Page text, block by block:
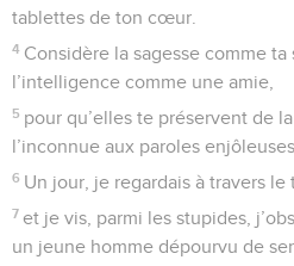
tablettes de ton cœur.
4 Considère la sagesse comme
l’intelligence comme une amie,
5 pour qu’elles te préservent de
l’inconnue aux paroles enjôleuses.
6 Un jour, je regardais à travers le
7 et je vis, parmi les stupides,
un jeune homme dépourvu de